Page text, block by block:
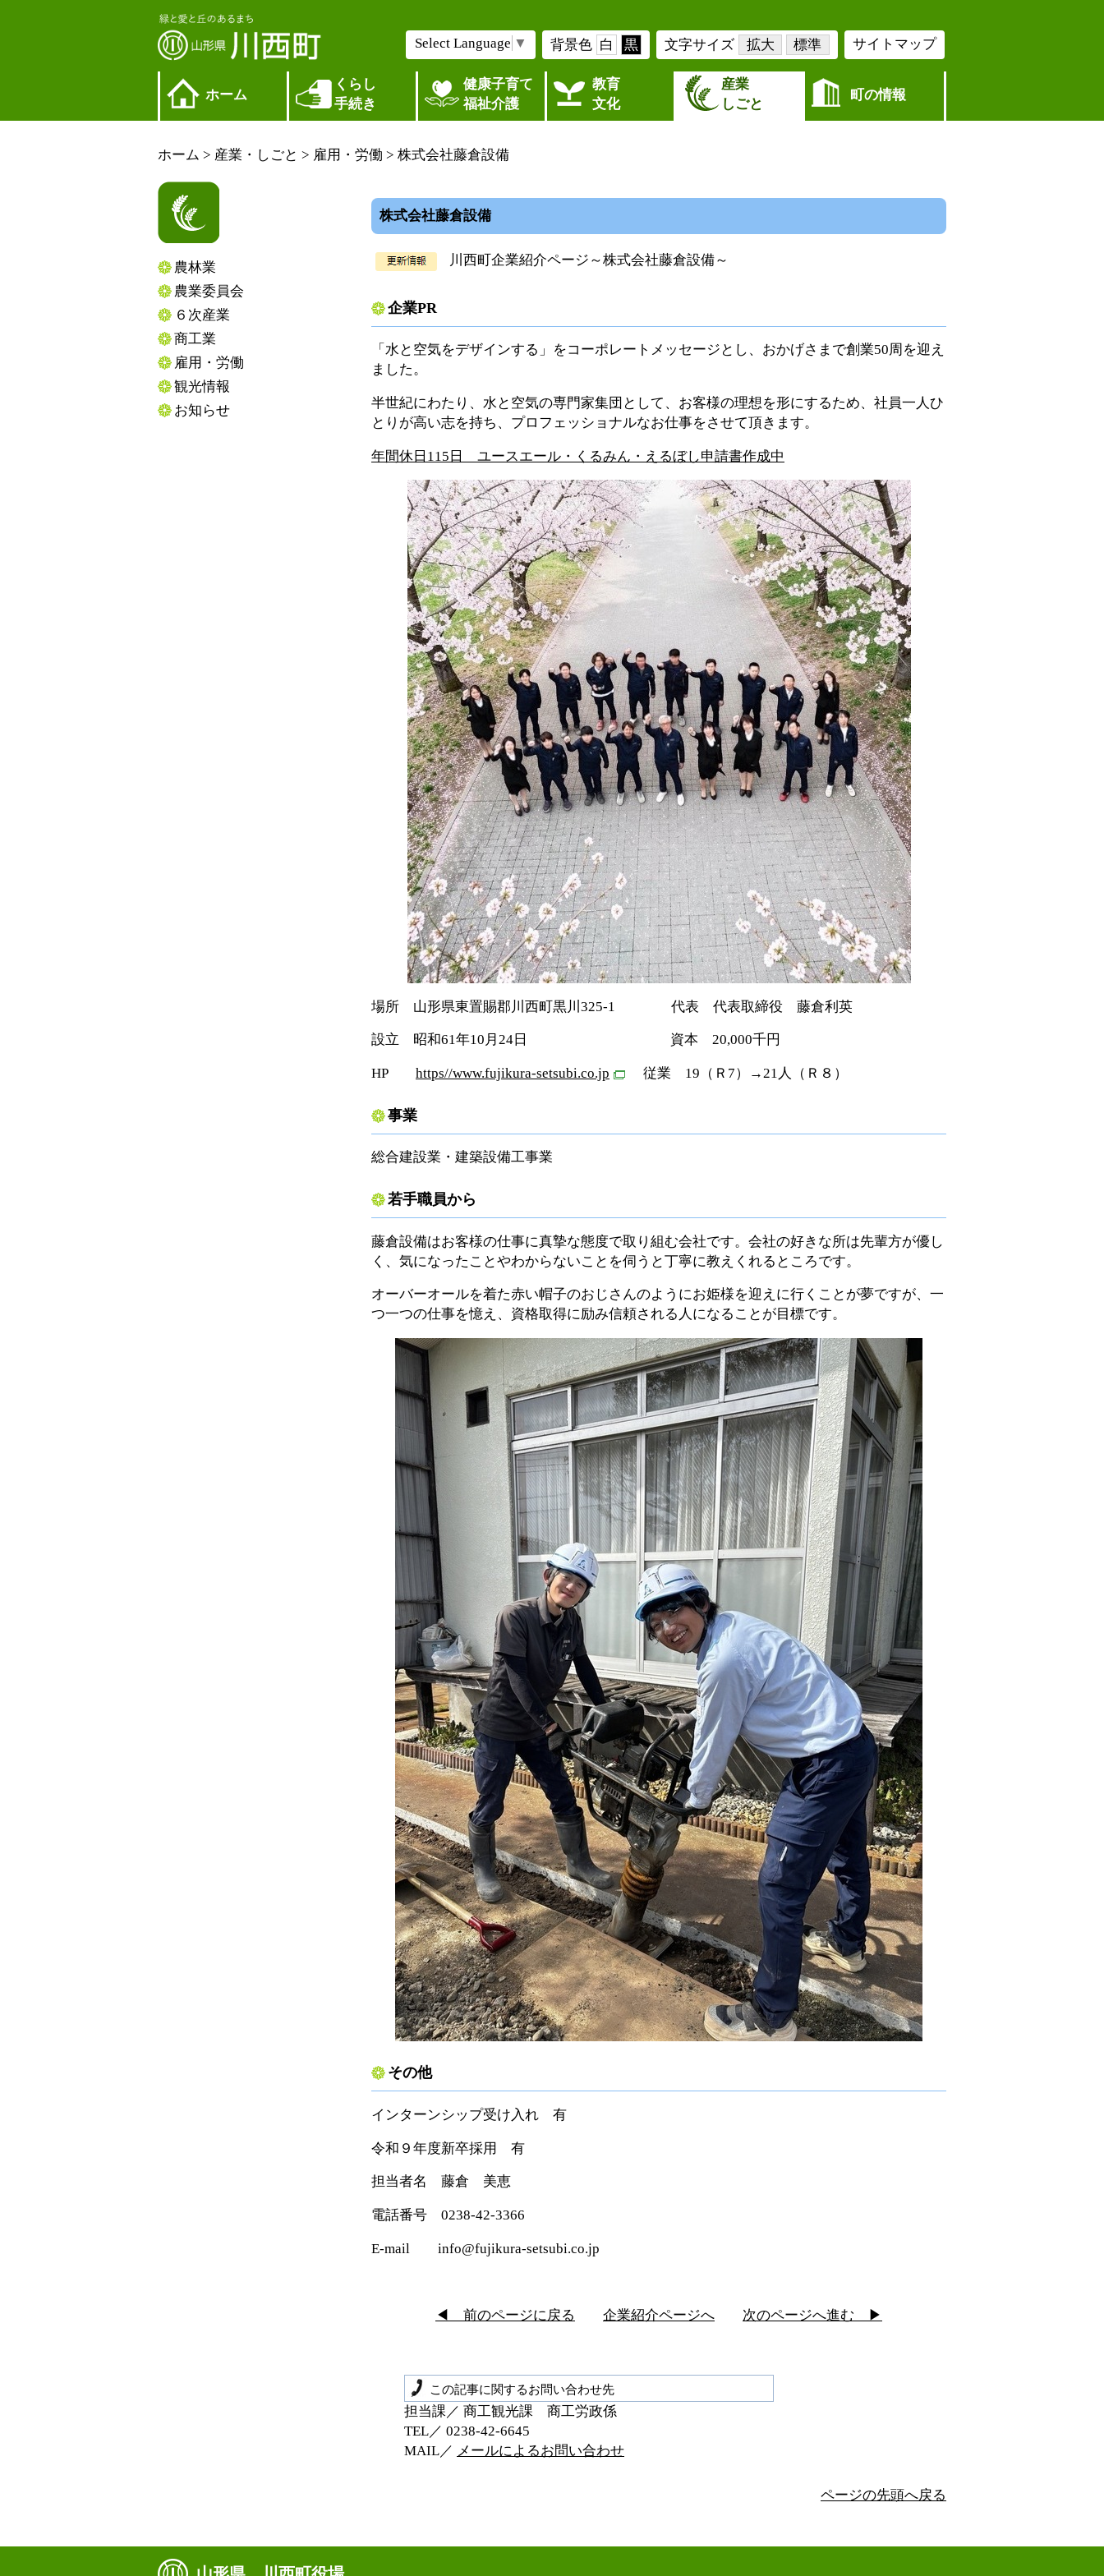
Select Language ▼ 背景色 白 黒 文字サイズ 拡大 標準 サイトマップ
ホーム
くらし
手続き
健康子育て
福祉介護
教育
文化
産業
しごと
町の情報
ホーム > 産業・しごと > 雇用・労働 > 株式会社藤倉設備
農林業
農業委員会
６次産業
商工業
雇用・労働
観光情報
お知らせ
株式会社藤倉設備
川西町企業紹介ページ～株式会社藤倉設備～
企業PR
「水と空気をデザインする」をコーポレートメッセージとし、おかげさまで創業50周を迎え
ました。
半世紀にわたり、水と空気の専門家集団として、お客様の理想を形にするため、社員一人ひ
とりが高い志を持ち、プロフェッショナルなお仕事をさせて頂きます。
年間休日115日 ユースエール・くるみん・えるぼし申請書作成中
場所 山形県東置賜郡川西町黒川325-1 代表 代表取締役 藤倉利英
設立 昭和61年10月24日 資本 20,000千円
HP https//www.fujikura-setsubi.co.jp 従業 19（Ｒ7）→21人（Ｒ８）
事業
総合建設業・建築設備工事業
若手職員から
藤倉設備はお客様の仕事に真摯な態度で取り組む会社です。会社の好きな所は先輩方が優し
く、気になったことやわからないことを伺うと丁寧に教えくれるところです。
オーバーオールを着た赤い帽子のおじさんのようにお姫様を迎えに行くことが夢ですが、一
つ一つの仕事を憶え、資格取得に励み信頼される人になることが目標です。
その他
インターンシップ受け入れ 有
令和９年度新卒採用 有
担当者名 藤倉 美恵
電話番号 0238-42-3366
E-mail info@fujikura-setsubi.co.jp
◀ 前のページに戻る 企業紹介ページへ 次のページへ進む ▶
この記事に関するお問い合わせ先
担当課／ 商工観光課 商工労政係
TEL／ 0238‐42‐6645
MAIL／ メールによるお問い合わせ
ページの先頭へ戻る